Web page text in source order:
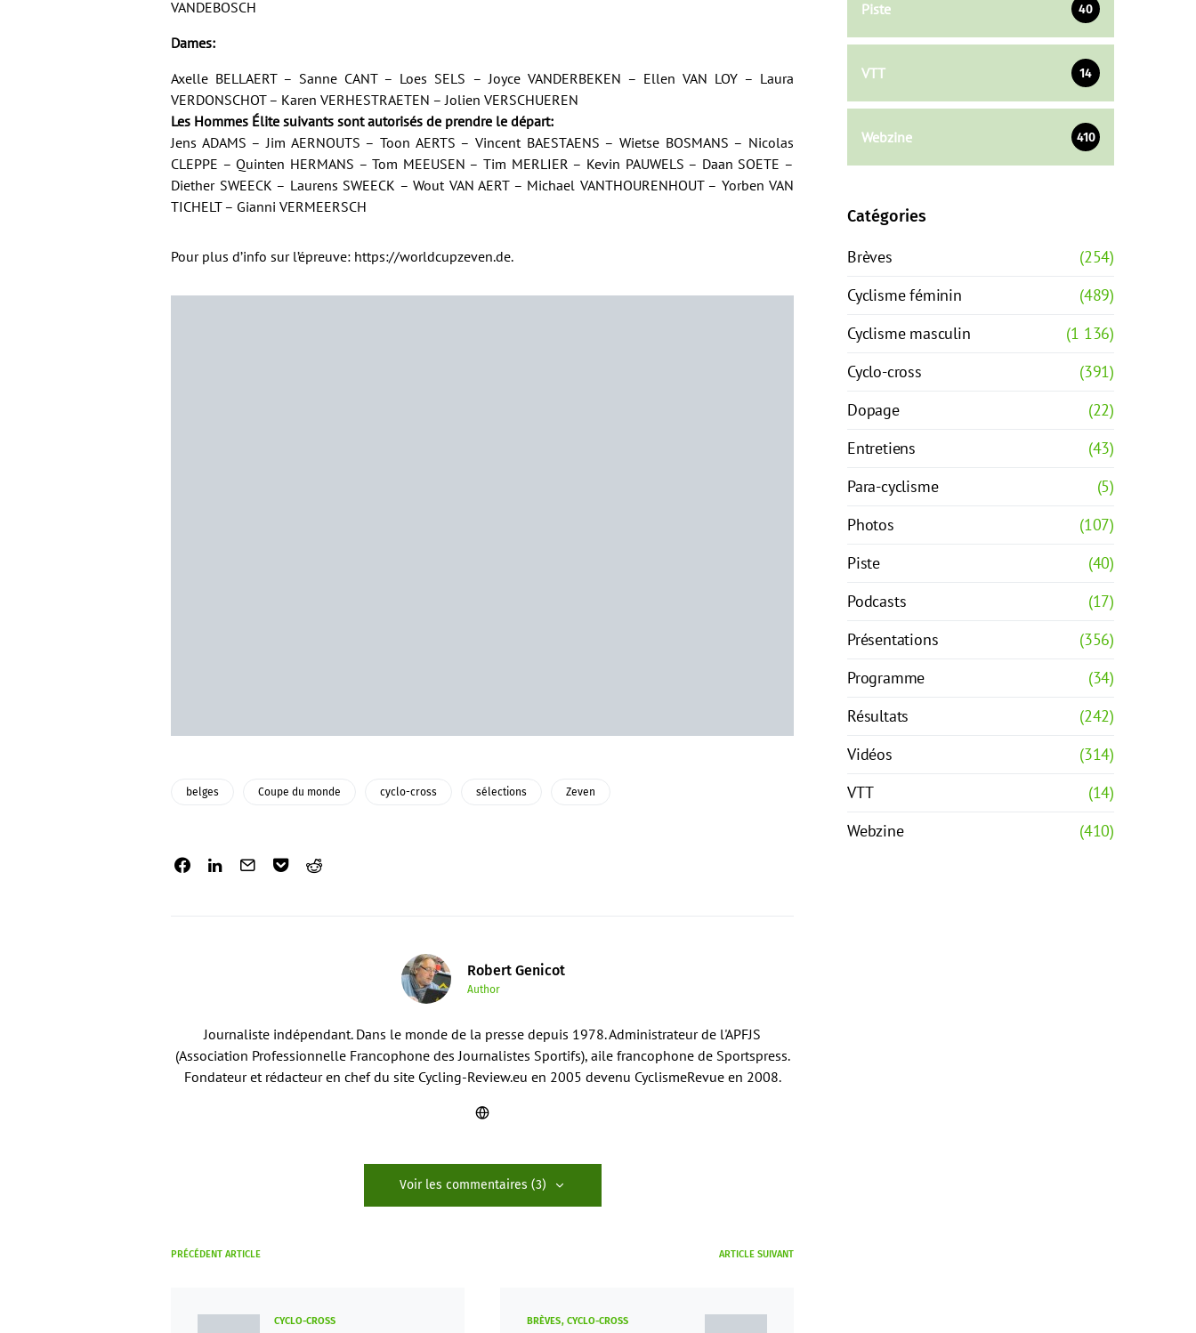
VANDEBOSCH
Dames:
Axelle BELLAERT – Sanne CANT – Loes SELS – Joyce VANDERBEKEN – Ellen VAN LOY – Laura
VERDONSCHOT – Karen VERHESTRAETEN – Jolien VERSCHUEREN
Les Hommes Élite suivants sont autorisés de prendre le départ:
Jens ADAMS – Jim AERNOUTS – Toon AERTS – Vincent BAESTAENS – Wietse BOSMANS – Nicolas
CLEPPE – Quinten HERMANS – Tom MEEUSEN – Tim MERLIER – Kevin PAUWELS – Daan SOETE –
Diether SWEECK – Laurens SWEECK – Wout VAN AERT – Michael VANTHOURENHOUT – Yorben VAN
TICHELT – Gianni VERMEERSCH
Pour plus d’info sur l’épreuve: https://worldcupzeven.de.
belges Coupe du monde cyclo-cross sélections Zeven
Robert Genicot
Author
Journaliste indépendant. Dans le monde de la presse depuis 1978. Administrateur de l'APFJS
(Association Professionnelle Francophone des Journalistes Sportifs), aile francophone de Sportspress.
Fondateur et rédacteur en chef du site Cycling-Review.eu en 2005 devenu CyclismeRevue en 2008.
Voir les commentaires (3)
PRÉCÉDENT ARTICLE
CYCLO-CROSS
ARTICLE SUIVANT
BRÈVES CYCLO-CROSS
Piste 40
VTT 14
Webzine 410
Catégories
Brèves
(254)
Cyclisme féminin
(489)
Cyclisme masculin
(1 136)
Cyclo-cross
(391)
Dopage
(22)
Entretiens
(43)
Para-cyclisme
(5)
Photos
(107)
Piste
(40)
Podcasts
(17)
Présentations
(356)
Programme
(34)
Résultats
(242)
Vidéos
(314)
VTT
(14)
Webzine
(410)